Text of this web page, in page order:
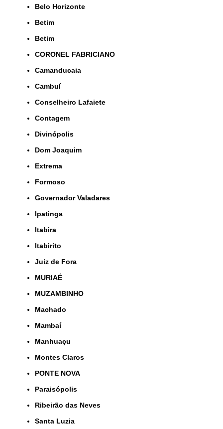
Belo Horizonte
Betim
Betim
CORONEL FABRICIANO
Camanducaia
Cambuí
Conselheiro Lafaiete
Contagem
Divinópolis
Dom Joaquim
Extrema
Formoso
Governador Valadares
Ipatinga
Itabira
Itabirito
Juiz de Fora
MURIAÉ
MUZAMBINHO
Machado
Mambaí
Manhuaçu
Montes Claros
PONTE NOVA
Paraisópolis
Ribeirão das Neves
Santa Luzia